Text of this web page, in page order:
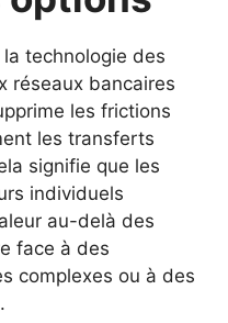
technologie des
réseaux bancaires
les frictions
les transferts
signifie que les
individuels
au-delà des
face à des
complexes ou à des